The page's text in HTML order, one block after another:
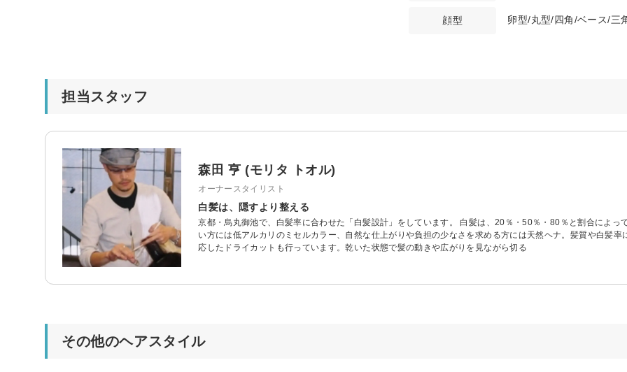
顔型 卵型/丸型/四角/ベース/三
担当スタッフ
森田 亨 (モリタ トオル)
オーナースタイリスト
白髪は、隠すより整える
京都・烏丸御池で、白髪率に合わせた「白髪設計」をしています。 白髪は、20％・50％・80％と割合によ
い方には低アルカリのミセルカラー、自然な仕上がりや負担の少なさを求める方には天然ヘナ。髪質や白髪
応したドライカットも行っています。乾いた状態で髪の動きや広がりを見ながら切る
その他のヘアスタイル